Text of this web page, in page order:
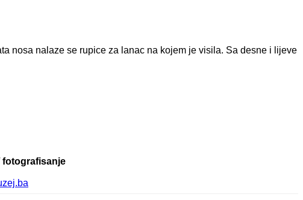
nosa nalaze se rupice za lanac na kojem je visila. Sa desne i lijeve
fotografisanje